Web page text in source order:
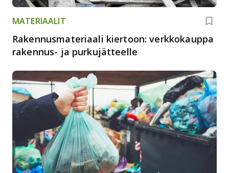
MATERIAALIT
Rakennusmateriaali kiertoon: verkkokauppa
rakennus- ja purkujätteelle